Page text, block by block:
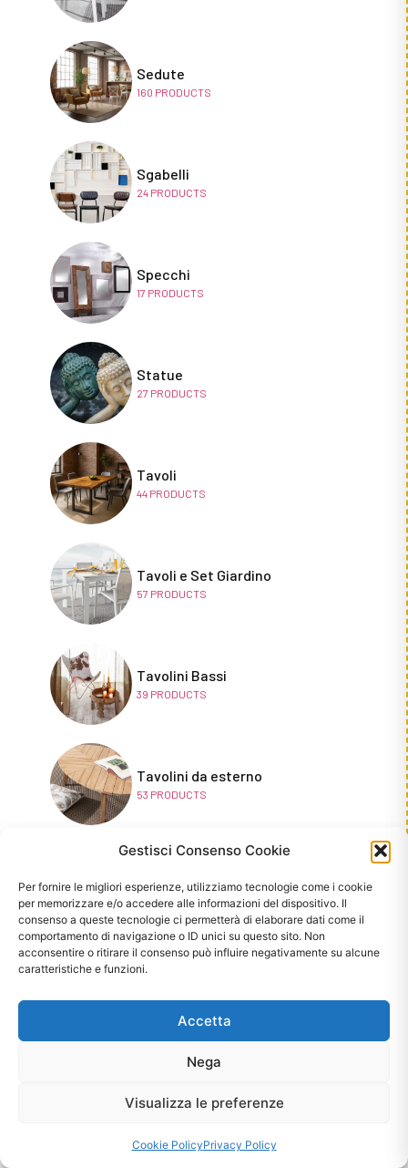
Gestisci Consenso Cookie
Per fornire le migliori esperienze, utilizziamo tecnologie come i cookie
per memorizzare e/o accedere alle informazioni del dispositivo. Il
consenso a queste tecnologie ci permetterà di elaborare dati come il
comportamento di navigazione o ID unici su questo sito. Non
acconsentire o ritirare il consenso può influire negativamente su alcune
caratteristiche e funzioni.
Accetta
Nega
Visualizza le preferenze
Cookie PolicyPrivacy Policy
Sedute
160 PRODUCTS
Sgabelli
24 PRODUCTS
Specchi
17 PRODUCTS
Statue
27 PRODUCTS
Tavoli
44 PRODUCTS
Tavoli e Set Giardino
57 PRODUCTS
Tavolini Bassi
39 PRODUCTS
Tavolini da esterno
53 PRODUCTS
23PRODUCTS
Vetrine & Dispense Etniche
36 PRODUCTS